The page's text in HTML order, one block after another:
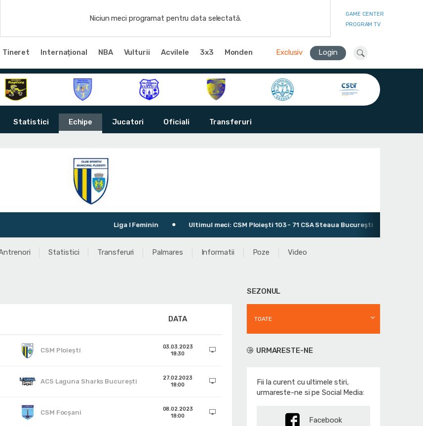
Niciun meci programat pentru data selectată.
GAME CENTER
PROGRAM TV
Tineret Internațional NBA Vulturii Acvilele 3x3 Monden Exclusiv Login
Statistici Echipe Jucatori Oficiali Transferuri
Liga I Feminin Ultimul meci: CSM Ploiești 103 - 71 CSA Steaua București
Statistici Transferuri Palmares Informatii Poze Video
DATA
CSM Ploiești
03.03.2023
18:30
ACS Laguna Sharks București
27.02.2023
18:00
CSM Focșani
08.02.2023
18:00
SEZONUL
TOATE
URMARESTE-NE
Fii la curent cu ultimele stiri,
urmareste-ne si pe Social Media:
Facebook